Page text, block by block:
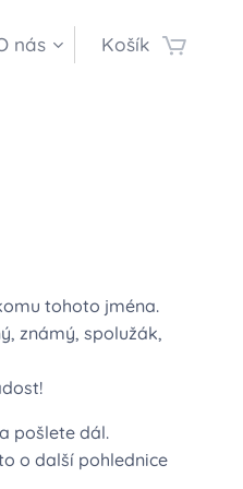
nás Košík
tohoto jména.
známý, spolužák,
pošlete dál.
o další pohlednice